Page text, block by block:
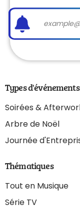
Types d'événements
Soirées &
Arbre de Noël
Journée
Thématiques
Tout en Musique
Série TV